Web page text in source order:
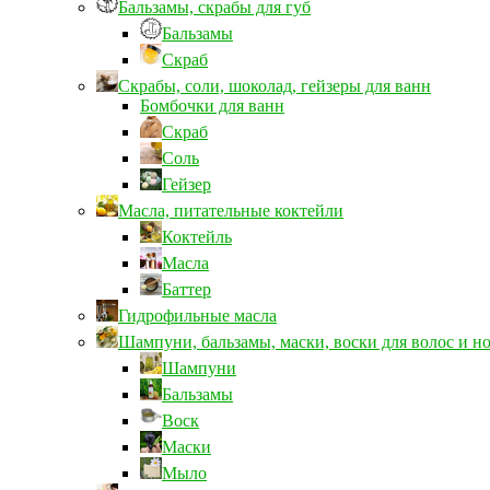
Бальзамы, скрабы для губ
Бальзамы
Скраб
Скрабы, соли, шоколад, гейзеры для ванн
Бомбочки для ванн
Скраб
Соль
Гейзер
Масла, питательные коктейли
Коктейль
Масла
Баттер
Гидрофильные масла
Шампуни, бальзамы, маски, воски для волос и
Шампуни
Бальзамы
Воск
Маски
Мыло